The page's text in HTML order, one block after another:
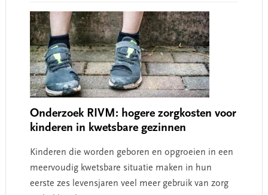
Onderzoek RIVM: hogere zorgkosten voor
kinderen in kwetsbare gezinnen
Kinderen die worden geboren en opgroeien in een
meervoudig kwetsbare situatie maken in hun
eerste zes levensjaren veel meer gebruik van zorg